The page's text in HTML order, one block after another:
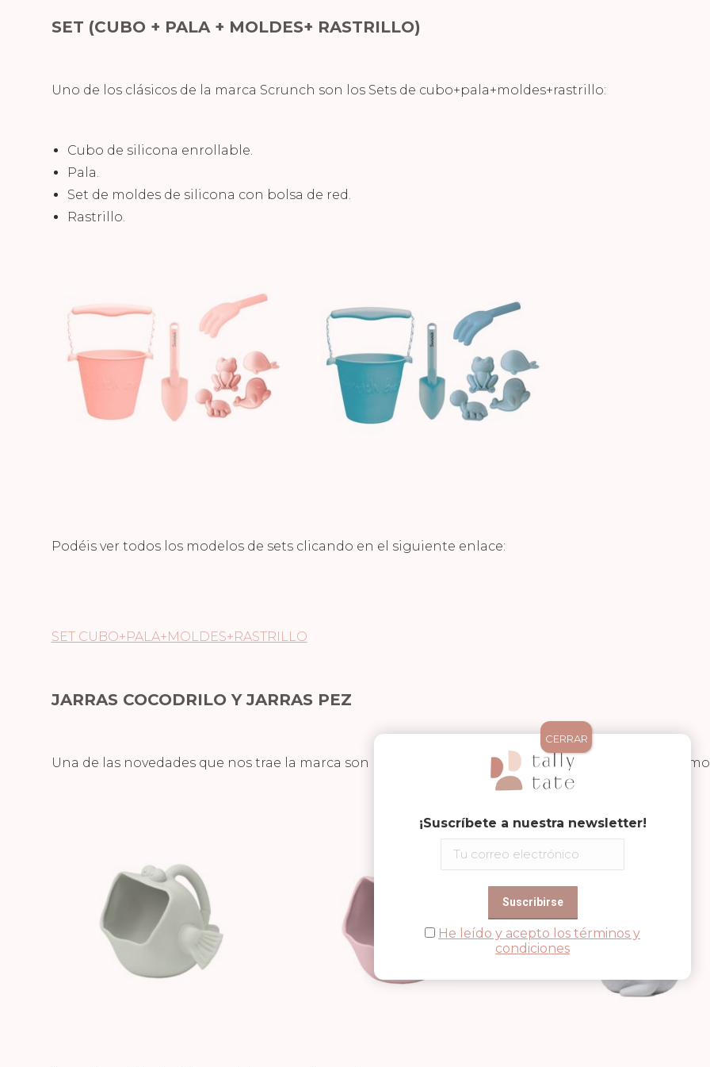
SET (CUBO + PALA + MOLDES+ RASTRILLO)
Uno de los clásicos de la marca Scrunch son los Sets de cubo+pala+moldes+rastrillo:
Cubo de silicona enrollable.
Pala.
Set de moldes de silicona con bolsa de red.
Rastrillo.
Podéis ver todos los modelos de sets clicando en el siguiente enlace:
SET CUBO+PALA+MOLDES+RASTRILLO
JARRAS COCODRILO Y JARRAS PEZ
Una de las novedades que nos trae la marca son las jarras cocodrilo y las jarras pez . ¡Os lo
¡Suscríbete a nuestra newsletter!
He leído y acepto los términos y
condiciones
CERRAR